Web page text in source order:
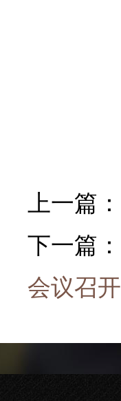
上一篇：
下一篇：
会议召开